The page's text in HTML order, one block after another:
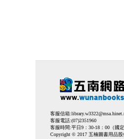
客服信箱:
客服電話:(07)2351960
客服時間:平日9：30-18：00（國
Copyright © 2017 五楠圖書用品股